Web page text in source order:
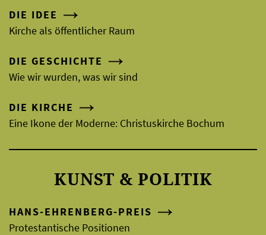
DIE IDEE
Kirche als öffentlicher Raum
DIE GESCHICHTE
Wie wir wurden, was wir sind
DIE KIRCHE
Eine Ikone der Moderne: Christuskirche Bochum
KUNST & POLITIK
HANS-EHRENBERG-PREIS
Protestantische Positionen